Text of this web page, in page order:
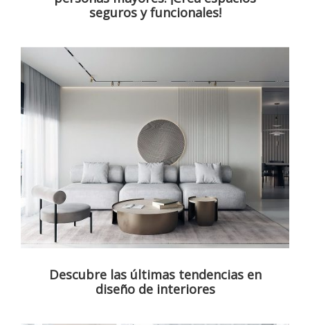
seguros y funcionales!
Descubre las últimas tendencias en
diseño de interiores